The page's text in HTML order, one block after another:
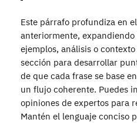
Este párrafo profundiza en
anteriormente,
ejemplos, análisis o
sección para desarrollar
de que cada frase se base
un flujo coherente. Puedes
opiniones de expertos para
Mantén el lenguaje conciso